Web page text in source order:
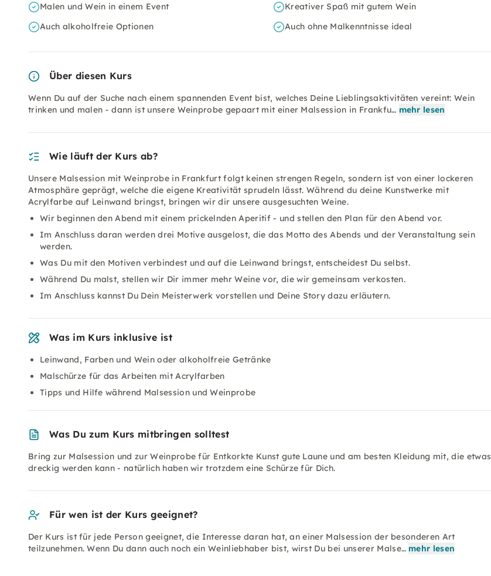
Malen und Wein in einem Event
Kreativer Spaß mit gutem Wein
Auch alkoholfreie Optionen
Auch ohne Malkenntnisse ideal
Über diesen Kurs
Wenn Du auf der Suche nach einem spannenden Event bist, welches Deine Lieblingsaktivitäten vereint: Wein
trinken und malen - dann ist unsere Weinprobe gepaart mit einer Malsession in Frankfu… mehr lesen
Wie läuft der Kurs ab?
Unsere Malsession mit Weinprobe in Frankfurt folgt keinen strengen Regeln, sondern ist von einer lockeren
Atmosphäre geprägt, welche die eigene Kreativität sprudeln lässt. Während du deine Kunstwerke mit
Acrylfarbe auf Leinwand bringst, bringen wir dir unsere ausgesuchten Weine.
Wir beginnen den Abend mit einem prickelnden Aperitif - und stellen den Plan für den Abend vor.
Im Anschluss daran werden drei Motive ausgelost, die das Motto des Abends und der Veranstaltung sein
werden.
Was Du mit den Motiven verbindest und auf die Leinwand bringst, entscheidest Du selbst.
Während Du malst, stellen wir Dir immer mehr Weine vor, die wir gemeinsam verkosten.
Im Anschluss kannst Du Dein Meisterwerk vorstellen und Deine Story dazu erläutern.
Was im Kurs inklusive ist
Leinwand, Farben und Wein oder alkoholfreie Getränke
Malschürze für das Arbeiten mit Acrylfarben
Tipps und Hilfe während Malsession und Weinprobe
Was Du zum Kurs mitbringen solltest
Bring zur Malsession und zur Weinprobe für Entkorkte Kunst gute Laune und am besten Kleidung mit, die etwas
dreckig werden kann - natürlich haben wir trotzdem eine Schürze für Dich.
Für wen ist der Kurs geeignet?
Der Kurs ist für jede Person geeignet, die Interesse daran hat, an einer Malsession der besonderen Art
teilzunehmen. Wenn Du dann auch noch ein Weinliebhaber bist, wirst Du bei unserer Malse… mehr lesen